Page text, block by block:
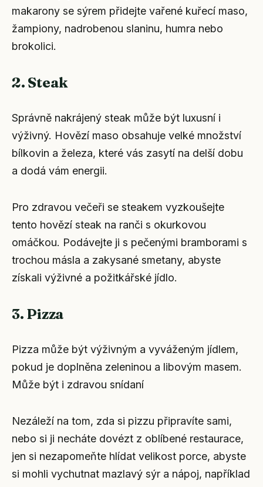
makarony se sýrem přidejte vařené kuřecí maso,
žampiony, nadrobenou slaninu, humra nebo
brokolici.
2. Steak
Správně nakrájený steak může být luxusní i
výživný. Hovězí maso obsahuje velké množství
bílkovin a železa, které vás zasytí na delší dobu
a dodá vám energii.
Pro zdravou večeři se steakem vyzkoušejte
tento hovězí steak na ranči s okurkovou
omáčkou. Podávejte ji s pečenými bramborami s
trochou másla a zakysané smetany, abyste
získali výživné a požitkářské jídlo.
3. Pizza
Pizza může být výživným a vyváženým jídlem,
pokud je doplněna zeleninou a libovým masem.
Může být i zdravou snídaní
Nezáleží na tom, zda si pizzu připravíte sami,
nebo si ji necháte dovézt z oblíbené restaurace,
jen si nezapomeňte hlídat velikost porce, abyste
si mohli vychutnat mazlavý sýr a nápoj, například